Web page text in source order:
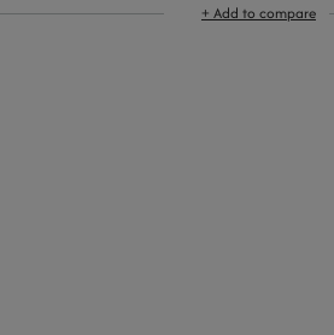
+ Add to compare